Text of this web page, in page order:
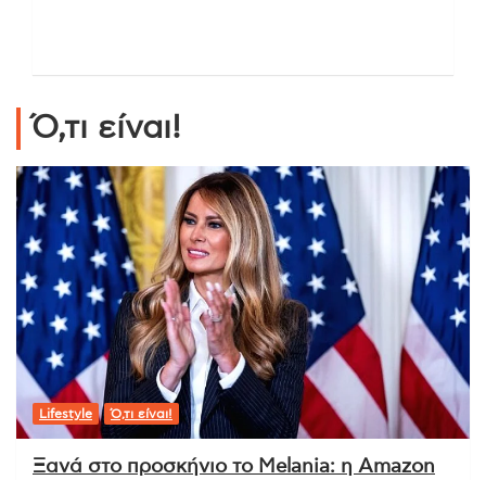
Ό,τι είναι!
Lifestyle Ό,τι είναι!
Ξανά στο προσκήνιο το Melania: η Amazon